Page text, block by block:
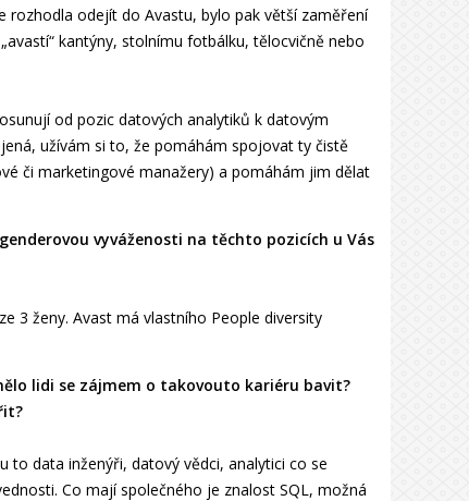
odejít do Avastu, bylo pak větší zaměření
kantýny, stolnímu fotbálku, tělocvičně nebo
od pozic datových analytiků k datovým
užívám si to, že pomáhám spojovat ty čistě
či marketingové manažery) a pomáhám jim dělat
vyváženosti na těchto pozicích u Vás
3 ženy. Avast má vlastního People diversity
lidi se zájmem o takovouto kariéru bavit?
data inženýři, datový vědci, analytici co se
Co mají společného je znalost SQL, možná